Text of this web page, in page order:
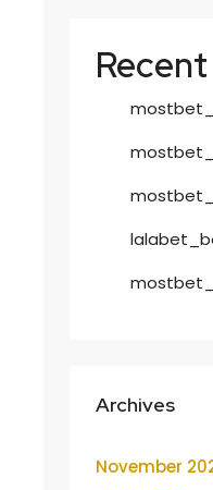
Archives
November